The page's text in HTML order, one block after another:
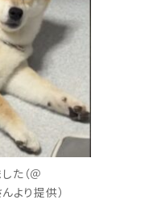
た（＠
り提供）